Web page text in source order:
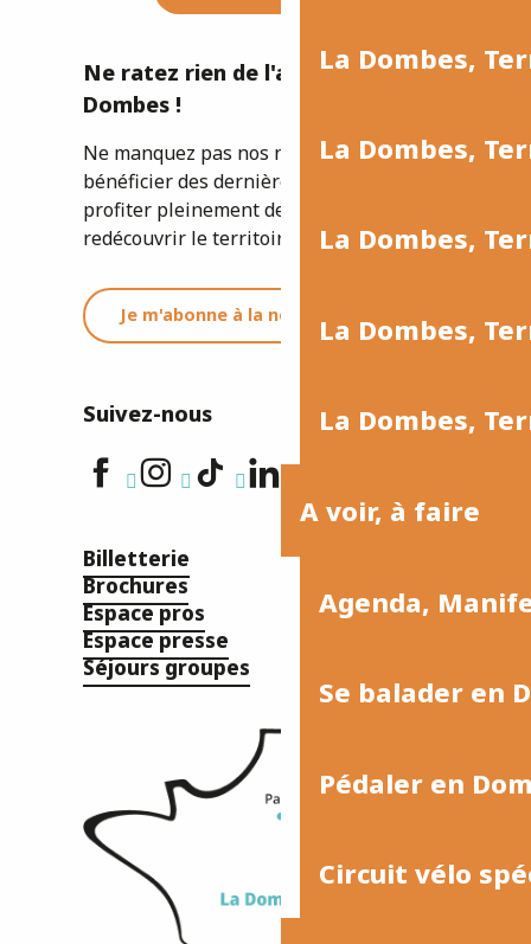
La Dombes,
La Dombes,
La Dombes,
La Dombes,
La Dombes,
A voir, à faire
Agenda,
Se balader en
Pédaler en
Circuit vélo
Ne ratez rien de l'actualité de la
Dombes !
Ne manquez pas nos newsletters pour
bénéficier des dernières informations et
profiter pleinement de votre séjour ou
redécouvrir le territoire.
Je m'abonne à la newsletter
Suivez-nous
Billetterie
Brochures
Espace pros
Espace presse
Séjours groupes